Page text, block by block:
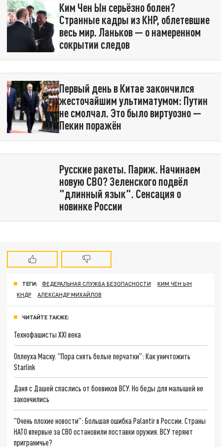
Ким Чен Ын серьёзно болен?
Странные кадры из КНР, облетевшие
весь мир. Ланьков — о намеренном
сокрытии следов
Первый день в Китае закончился
жесточайшим ультиматумом: Путин
не смолчал. Это было виртуозно —
Пекин поражён
Русские ракеты. Париж. Начинаем
новую СВО? Зеленского подвёл
"длинный язык". Сенсация о
новинке России
ТЕГИ: ФЕДЕРАЛЬНАЯ СЛУЖБА БЕЗОПАСНОСТИ
КИМ ЧЕН ЫН
КНДР
АЛЕКСАНДР МИХАЙЛОВ
ЧИТАЙТЕ ТАКЖЕ:
Технофашисты XXI века
Оплеуха Маску. "Пора снять белые перчатки": Как уничтожить
Starlink
Даня с Дашей спаслись от боевиков ВСУ. Но беды для малышей не
закончились
"Очень плохие новости": Большая ошибка Palantir в России. Страны
НАТО впервые за СВО остановили поставки оружия. ВСУ теряют
приграничье?